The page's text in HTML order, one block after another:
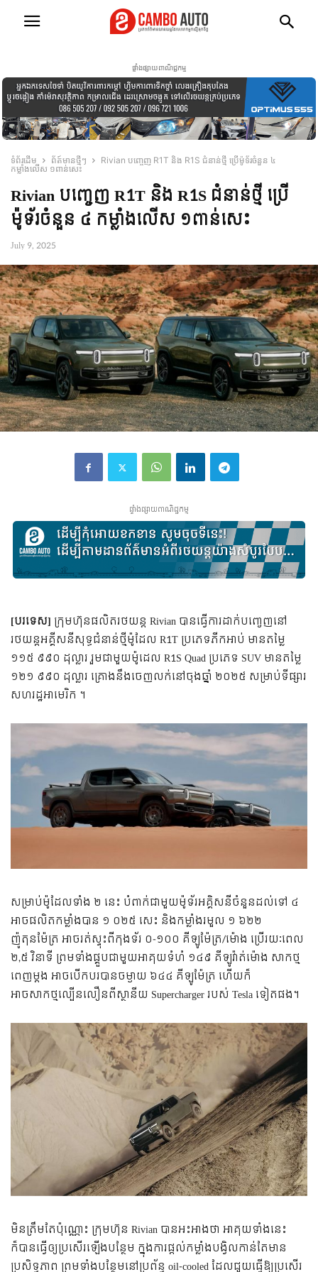
ផ្ទាំងផ្សាយពាណិជ្ជកម្ម
ទំព័រដើម ព័ត៍មានថ្មីៗ
Rivian បញ្ចេញ R1T និង R1S ជំនាន់ថ្មី ប្រើម៉ូទ័រចំនួន ៤
កម្លាំងលើស ១ពាន់សេះ
Rivian បញ្ចេញ R1T និង R1S ជំនាន់ថ្មី ប្រើ
ម៉ូទ័រចំនួន ៤ កម្លាំងលើស ១ពាន់សេះ
July 9, 2025
ផ្ទាំងផ្សាយពាណិជ្ជកម្ម
[បរទេស] ក្រុមហ៊ុនផលិតរថយន្ត Rivian បានធ្វើការដាក់បញ្ចេញនៅ
រថយន្តអគ្គីសនីសុទ្ធជំនាន់ថ្មីម៉ូដែល R1T ប្រភេទភីកអាប់ មានតម្លៃ
១១៥ ៩៩០ ដុល្លារ រួមជាមួយម៉ូដេល R1S Quad ប្រភេទ SUV មានតម្លៃ
១២១ ៩៩០ ដុល្លារ គ្រោងនឹងចេញលក់នៅចុងឆ្នាំ ២០២៥ សម្រាប់ទីផ្សារ
សហរដ្ឋអាមេរិក ។
សម្រាប់ម៉ូដែលទាំង ២ នេះ បំពាក់ជាមួយម៉ូទ័រអគ្គិសនីចំនួនដល់ទៅ ៤
អាចផលិតកម្លាំងបាន ១ ០២៥ សេះ និងកម្លាំងរមួល ១ ៦២២
ញ៉ូតុនម៉ែត្រ អាចរត់ស្ទុះពីកុងទ័រ ០-១០០ គីឡូម៉ែត្រ/ម៉ោង ប្រើរយៈពេល
២,៥ វិនាទី ព្រមទាំងផ្គួបជាមួយអាគុយទំហំ ១៤៩ គីឡូវ៉ាត់ម៉ោង សាកថ្ម
ពេញម្តង អាចបើកបរបានចម្ងាយ ៦៤៤ គីឡូម៉ែត្រ ហើយក៏
អាចសាកថ្មល្បើនលឿនពីស្ថានីយ Supercharger របស់ Tesla ទៀតផង។
មិនត្រឹមតែប៉ុណ្ណោះ ក្រុមហ៊ុន Rivian បានអះអាងថា អាគុយទាំងនេះ
ក៏បានធ្វើឲ្យប្រសើរឡើងបន្ថែម ក្នុងការផ្តល់កម្លាំងបង្វិលកាន់តែមាន
ប្រសិទ្ធភាព ព្រមទាំងបន្ថែមនៅប្រព័ន្ធ oil-cooled ដែលជួយធ្វើឱ្យប្រសើរ